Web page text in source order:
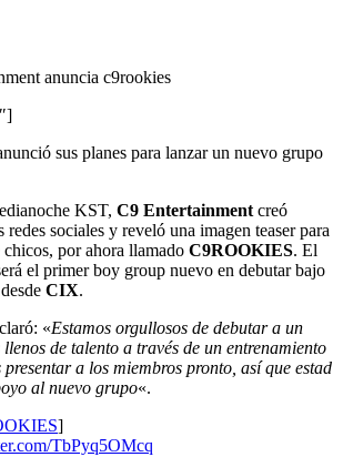
sus planes para lanzar un nuevo grupo
KST, C9 Entertainment creó
redes sociales y reveló una imagen teaser para
por ahora llamado C9ROOKIES. El
el primer boy group nuevo en debutar bajo
CIX.
«Estamos orgullosos de debutar a un
de talento a través de un entrenamiento
a los miembros pronto, así que estad
al nuevo grupo«.
]
TbPyq5OMcq